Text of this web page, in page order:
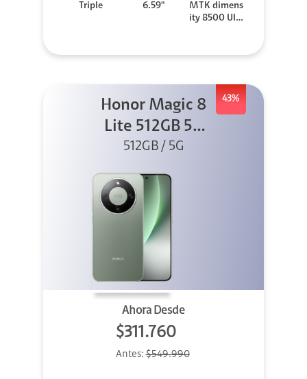
Triple
6.59"
MTK dimens
ity 8500 Ultr
43%
Honor Magic 8
Lite 512GB 5G
Verde
512GB / 5G
Ahora Desde
$311.760
Antes:$549.990